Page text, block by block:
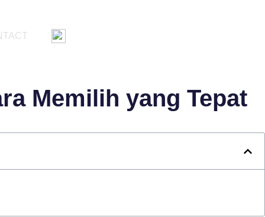
Memilih yang Tepat